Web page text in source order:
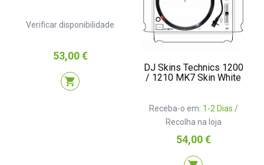
Verificar disponibilidade
Preço
53,00 €
shopping_cart
DJ Skins Technics 1200
/ 1210 MK7 Skin White
Receba-o em: 1-2 Dias /
Recolha na loja
Preço
54,00 €